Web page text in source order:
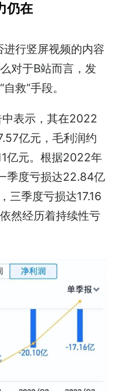
仍在
行竖屏视频的内容
对于B站而言，发
救”手段。
中表示，其在2022
亿元，毛利润约
亿元。根据2022年
季度亏损达22.84亿
三季度亏损达17.16
然经历着持续性亏